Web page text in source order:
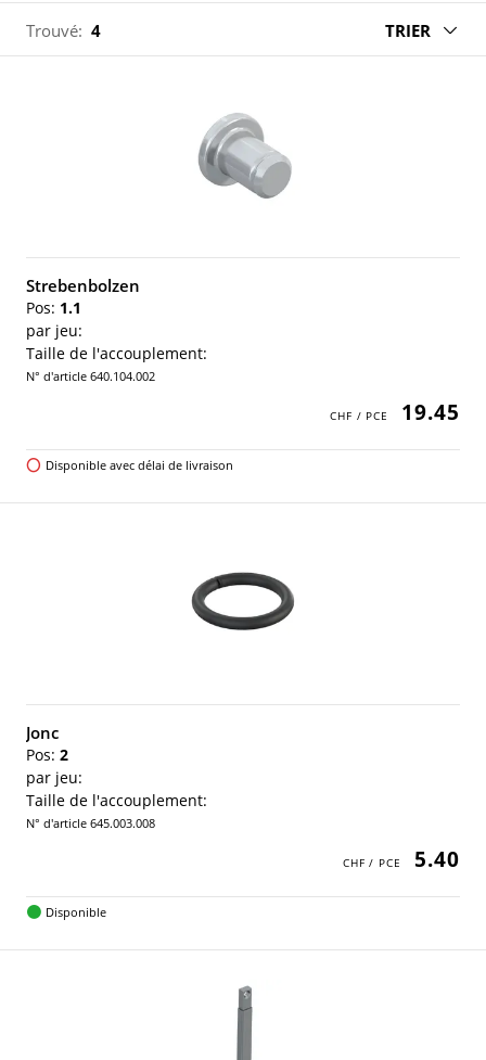
Trouvé: 4 TRIER
Strebenbolzen
Pos: 1.1
par jeu:
Taille de l'accouplement:
N° d'article 640.104.002
19.45
Disponible avec délai de livraison
Jonc
Pos: 2
par jeu:
Taille de l'accouplement:
N° d'article 645.003.008
5.40
Disponible